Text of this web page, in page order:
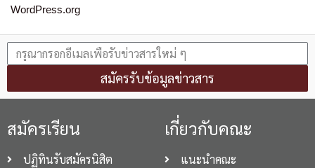
WordPress.org
สมัครรับข้อมูลข่าวสาร
สมัครเรียน
ปฏิทินรับสมัครนิสิต
เกี่ยวกับคณะ
แนะนำคณะ